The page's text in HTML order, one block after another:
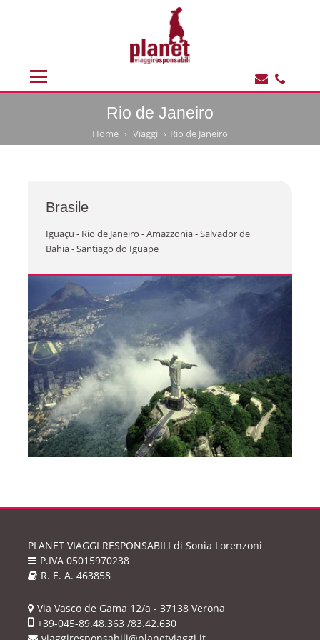
Rio de Janeiro
Home Viaggi Rio de Janeiro
Brasile
Iguaçu - Rio de Janeiro - Amazzonia - Salvador de
Bahia - Santiago do Iguape
PLANET VIAGGI RESPONSABILI di Sonia Lorenzoni
P.IVA 05015970238
R. E. A. 463858
Via Vasco de Gama 12/a - 37138 Verona
+39-045-89.48.363 /83.42.630